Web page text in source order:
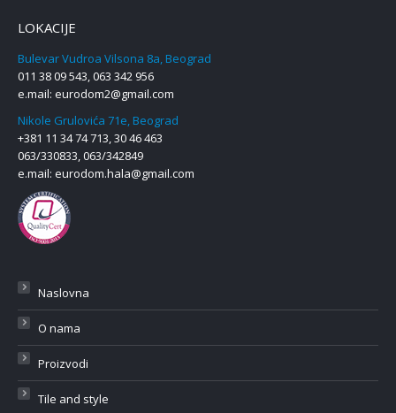
LOKACIJE
Bulevar Vudroa Vilsona 8a, Beograd
011 38 09 543, 063 342 956
e.mail: eurodom2@gmail.com
Nikole Grulovića 71e, Beograd
+381 11 34 74 713, 30 46 463
063/330833, 063/342849
e.mail: eurodom.hala@gmail.com
Naslovna
O nama
Proizvodi
Tile and style